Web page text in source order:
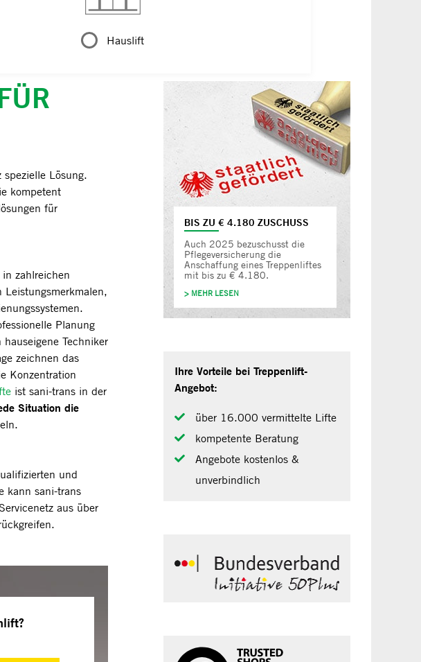
Hauslift
Lösung.
kompetent
für
zahlreichen
Leistungsmerkmalen,
Planung
Techniker
zeichnen das
Konzentration
ist sani-trans in der
Situation die
und
kann sani-trans
aus über
BIS ZU € 4.180 ZUSCHUSS
Auch 2025 bezuschusst die
Pflegeversicherung die
Anschaffung eines Treppenliftes
mit bis zu € 4.180.
> MEHR LESEN
Ihre Vorteile bei Treppenlift-
Angebot:
über 16.000 vermittelte Lifte
kompetente Beratung
Angebote kostenlos &
unverbindlich